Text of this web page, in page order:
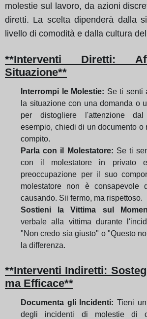
molestie sul lavoro, da azioni
diretti. La scelta dipenderà dalla
livello di comodità e dalla cultura
**Interventi Diretti:
Situazione**
Interrompi le Molestie: Se ti senti
la situazione con una domanda o
per distogliere l'attenzione
esempio, chiedi di un documento o
compito.
Parla con il Molestatore: Se ti
con il molestatore in privato
preoccupazione per il suo
molestatore non è consapevole
causando. Sii fermo, ma rispettoso.
Sostieni la Vittima sul
verbale alla vittima durante
"Non credo sia giusto" o "Questo
la differenza.
**Interventi Indiretti:
ma Efficace**
Documenta gli Incidenti: Tieni
degli incidenti di molestie di